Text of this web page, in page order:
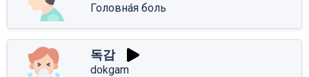
Головна́я боль
독감
dokgam